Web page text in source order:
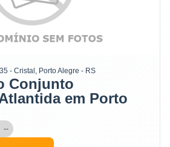
- Cristal, Porto Alegre - RS
Conjunto
em Porto
--